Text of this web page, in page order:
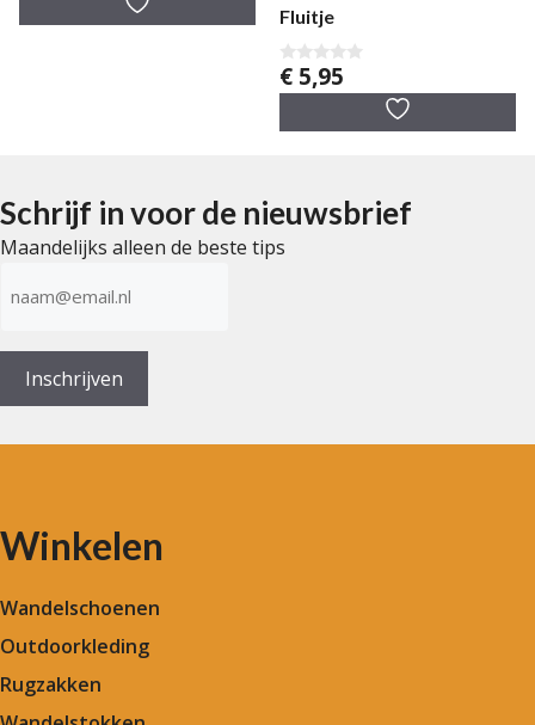
5
Fluitje
0
v
5
€ 5,95
Schrijf in voor de nieuwsbrief
Maandelijks alleen de beste tips
mailadres
Inschrijven
Winkelen
Wandelschoenen
Outdoorkleding
Rugzakken